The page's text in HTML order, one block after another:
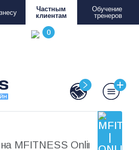
Частным
клиентам
Обучение
тренеров